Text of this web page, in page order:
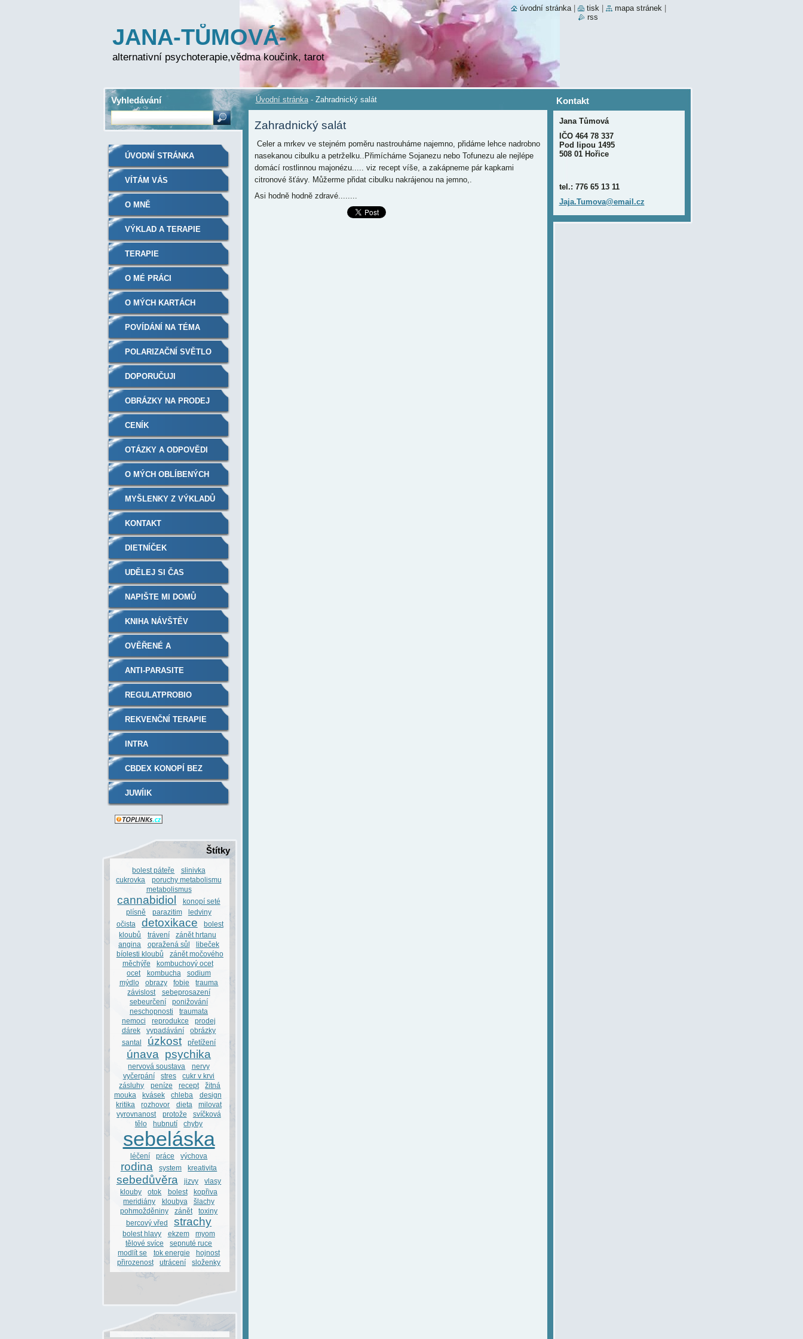
JANA-TŮMOVÁ-
FOLPRECHTOVÁ
alternativní psychoterapie,vědma koučink, tarot
Úvodní stránka - Zahradnický salát
Zahradnický salát
Celer a mrkev ve stejném poměru nastrouháme najemno, přidáme lehce nadrobno
nasekanou cibulku a petrželku..Přimícháme Sojanezu nebo Tofunezu ale nejlépe
domácí rostlinnou majonézu..... viz recept víše, a zakápneme pár kapkami
citronové šťávy. Můžerme přidat cibulku nakrájenou na jemno,.
Asi hodně hodně zdravé........
ÚVODNÍ STRÁNKA
VÍTÁM VÁS
O MNĚ
VÝKLAD A TERAPIE
TERAPIE
O MÉ PRÁCI
O MÝCH KARTÁCH
POVÍDÁNÍ NA TÉMA
POLARIZAČNÍ SVĚTLO
BIOPTRON
DOPORUČUJI
OBRÁZKY NA PRODEJ
CENÍK
OTÁZKY A ODPOVĚDI
O MÝCH OBLÍBENÝCH
KNIHÁCH
MYŠLENKY Z VÝKLADŮ
KONTAKT
DIETNÍČEK
UDĚLEJ SI ČAS
NAPIŠTE MI DOMŮ
KNIHA NÁVŠTĚV
OVĚŘENÉ A
DOPORUČENÉ
ANTI-PARASITE
REGULATPROBIO
REKVENČNÍ TERAPIE
PLAZMOVÝM
GENERÁTOREM
INTRA
CBDEX KONOPÍ BEZ
RECEPTU A THC
JUWÍIK
Štítky
bolest páteře
slinivka
cukrovka
poruchy metabolismu
metabolismus
cannabidiol
konopí seté
plísně
parazitim
ledviny
očista
detoxikace
bolest
kloubů
trávení
zánět hrtanu
angina
opražená sůl
libeček
bíolesti kloubů
zánět močového
měchýře
kombuchový ocet
ocet
kombucha
sodium
mýdlo
obrazy fobie
trauma
závislost
sebeprosazení
sebeurčení
ponižování
neschopnosti
traumata
nemoci
reprodukce
prodej
dárek
vypadávání
obrázky
santal
úzkost přetížení
únava psychika
nervová soustava
nervy
vyčerpání
stres
cukr v krvi
zásluhy
peníze recept
žitná
mouka
kvásek chleba
design
kritika
rozhovor dieta
milovat
vyrovnanost
protože
svíčková
tělo
hubnutí chyby
sebeláska
léčení práce výchova
rodina system kreativita
sebedůvěra jizvy
vlasy
klouby
otok bolest
kopřiva
meridiány
kloubya
šlachy
pohmožděniny
zánět
toxiny
bercový vřed
strachy
bolest hlavy ekzem
myom
tělové svíce
sepnuté ruce
modlít se
tok energie
hojnost
přirozenost
utrácení složenky
Kontakt
Jana Tůmová
IČO 464 78 337
Pod lipou 1495
508 01 Hořice
tel.: 776 65 13 11
Jaja.Tumova@emai l.cz
Vyhledávání
úvodní stránka tisk mapa stránek
rss